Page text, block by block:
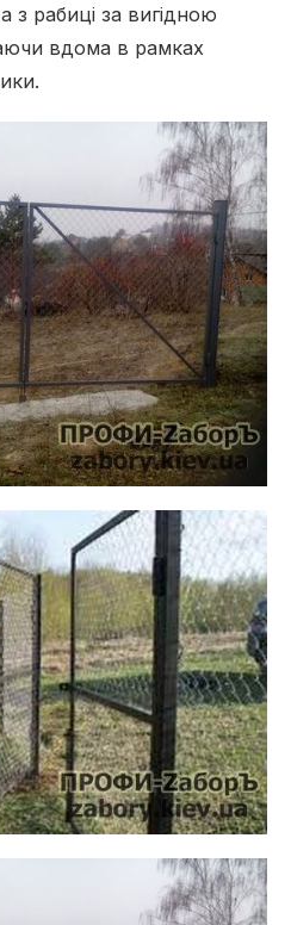
з рабиці за вигідною
вдома в рамках